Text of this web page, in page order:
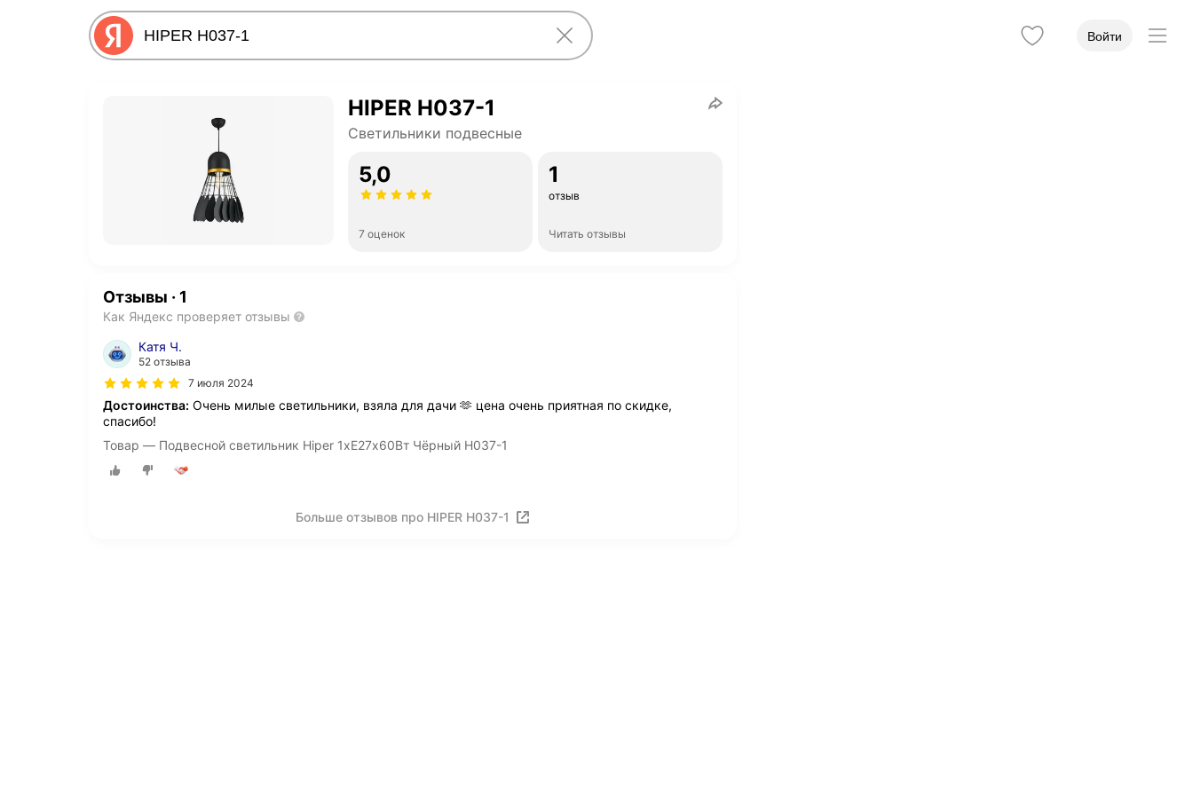
Войти
HIPER H037-1
Светильники подвесные
5,0
7 оценок
1
отзыв
Читать отзывы
Отзывы · 1
Как Яндекс проверяет отзывы
Катя Ч.
52 отзыва
7 июля 2024
Достоинства: Очень милые светильники, взяла для дачи 🫶 цена очень приятная по скидке,
спасибо!
Товар — Подвесной светильник Hiper 1хЕ27х60Вт Чёрный H037-1
Больше отзывов про HIPER H037-1